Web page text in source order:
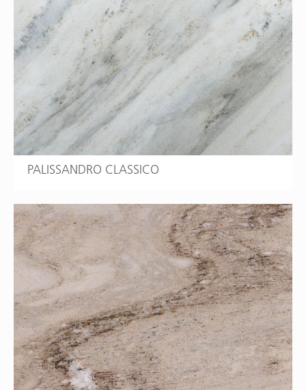
PALISSANDRO CLASSICO